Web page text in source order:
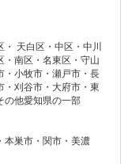
天白区・中区・中川
・南区・名東区・守山
・小牧市・瀬戸市・長
・刈谷市・大府市・東
の他愛知県の一部
本巣市・関市・美濃